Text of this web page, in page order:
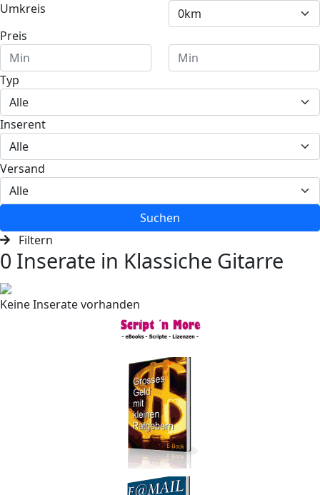
Umkreis
Preis
Typ
Inserent
Versand
Suchen
Filtern
0 Inserate in Klassiche Gitarre
Keine Inserate vorhanden